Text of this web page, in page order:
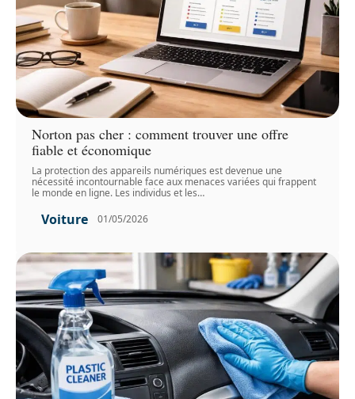
Norton pas cher : comment trouver une offre
fiable et économique
La protection des appareils numériques est devenue une
nécessité incontournable face aux menaces variées qui frappent
le monde en ligne. Les individus et les…
Voiture 01/05/2026